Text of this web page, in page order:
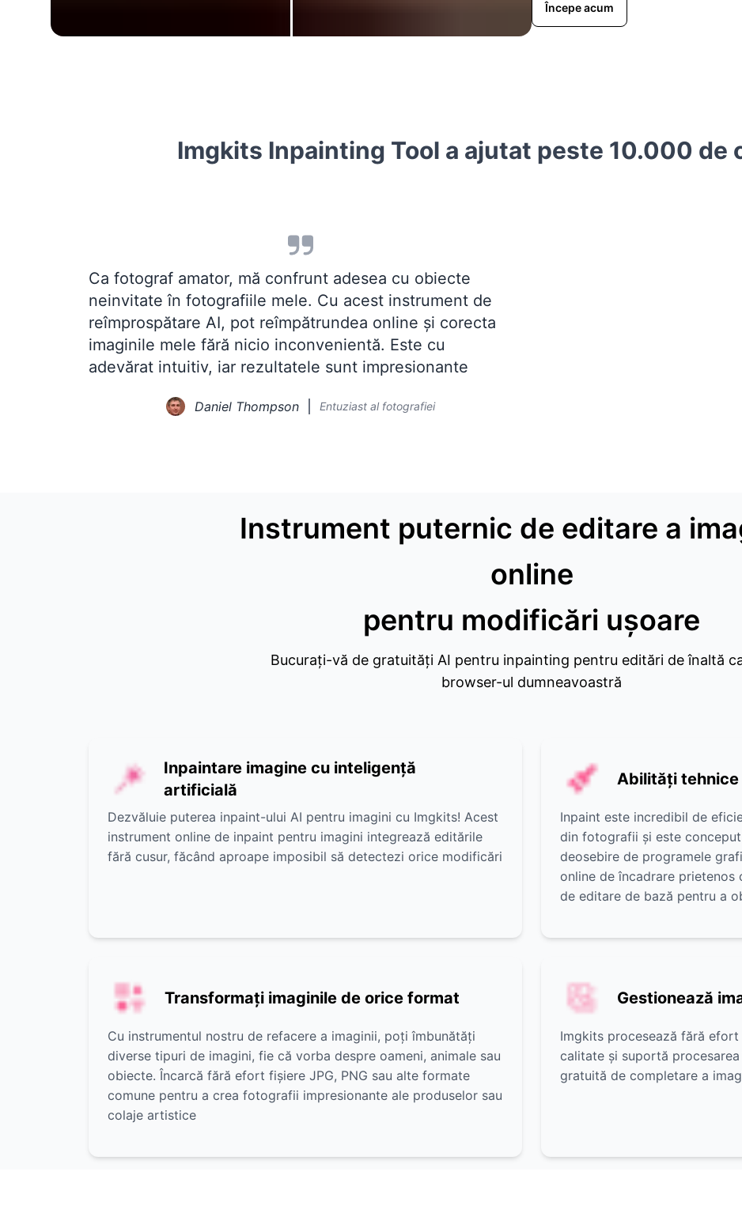
Începe acum
Imgkits Inpainting Tool a ajutat peste 10.000
Ca fotograf amator, mă confrunt adesea cu obiecte
neinvitate în fotografiile mele. Cu acest instrument de
reîmprospătare AI, pot reîmpătrundea online și corecta
imaginile mele fără nicio inconvenientă. Este cu
adevărat intuitiv, iar rezultatele sunt impresionante
Daniel Thompson Entuziast al fotografiei
Instrument puternic de editare a
online
pentru modificări ușoare
Bucurați-vă de gratuități AI pentru inpainting pentru editări de înaltă
browser-ul dumneavoastră
Inpaintare imagine cu inteligență
artificială
Dezvăluie puterea inpaint-ului AI pentru imagini cu Imgkits! Acest
instrument online de inpaint pentru imagini integrează editările
fără cusur, făcând aproape imposibil să detectezi orice modificări
Abilități tehnice
Inpaint este incredibil de
din fotografii și este
deosebire de programele
online de încadrare
de editare de bază pentru a
Transformați imaginile de orice format
Cu instrumentul nostru de refacere a imaginii, poți îmbunătăți
diverse tipuri de imagini, fie că vorba despre oameni, animale sau
obiecte. Încarcă fără efort fișiere JPG, PNG sau alte formate
comune pentru a crea fotografii impresionante ale produselor sau
colaje artistice
Gestionează
Imgkits procesează fără
calitate și suportă
gratuită de completare a